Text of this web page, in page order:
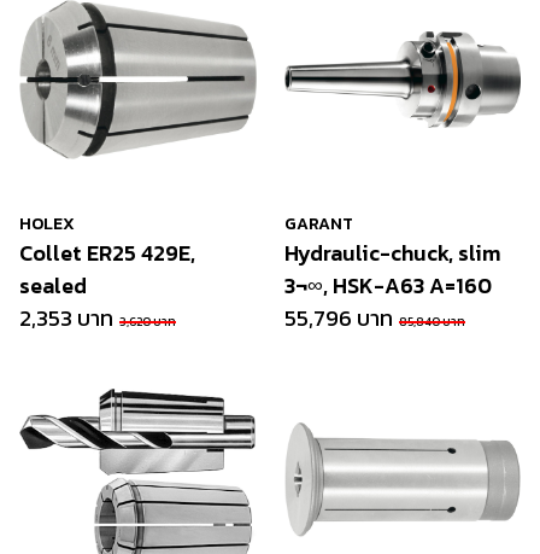
HOLEX
Collet ER25 429E,
sealed
2,353 บาท 3,620 บาท
GARANT
Hydraulic-chuck, slim
3¬∞, HSK-A63 A=160
55,796 บาท 85,840 บาท